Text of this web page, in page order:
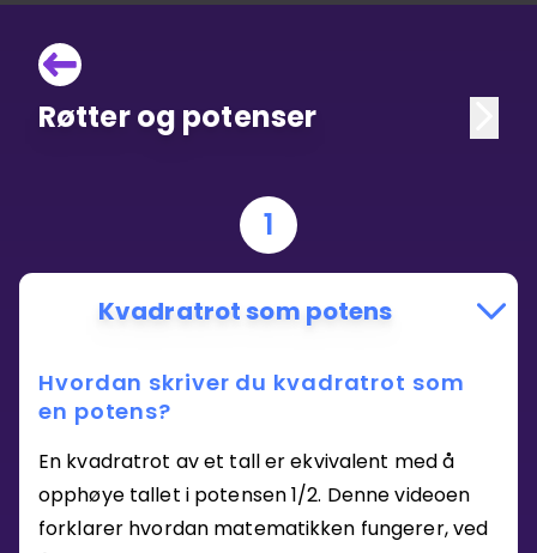
Røtter og potenser
1
Kvadratrot som potens
Hvordan skriver du kvadratrot som
en potens?
En kvadratrot av et tall er ekvivalent med å
opphøye tallet i potensen 1/2. Denne videoen
forklarer hvordan matematikken fungerer, ved